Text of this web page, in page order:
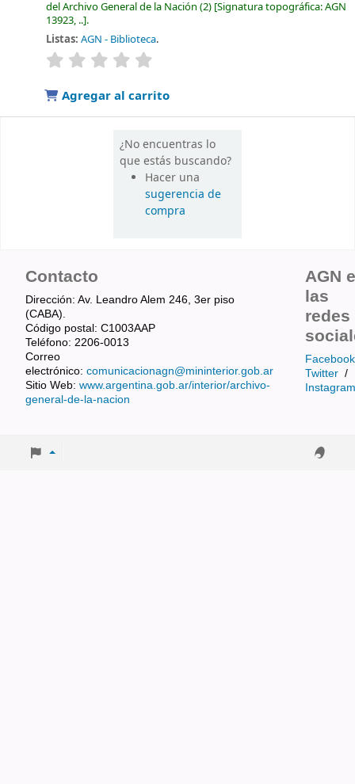
del Archivo General de la Nación (2) Signatura topográfica:AGN
13923, .. .
Listas: AGN - Biblioteca.
valoración
Agregar al carrito
¿No encuentras lo
que estás buscando?
Hacer una
sugerencia de
compra
Contacto
Dirección: Av. Leandro Alem 246, 3er piso
(CABA).
Código postal: C1003AAP
Teléfono: 2206-0013
Correo
electrónico: comunicacionagn@mininterior.gob.ar
Sitio Web: www.argentina.gob.ar/interior/archivo-
general-de-la-nacion
AGN
las
redes
Facebook
Twitter /
Instagram